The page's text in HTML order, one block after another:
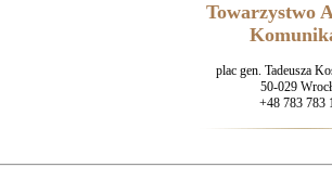
Towarzystwo
plac gen. Tadeusza
50-029
+48 783 783